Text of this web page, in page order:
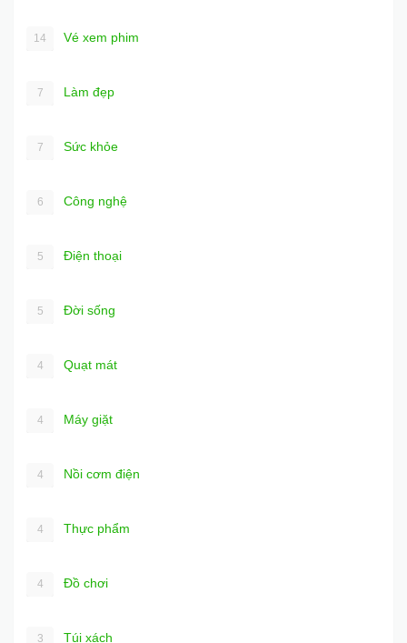
14 Vé xem phim
7 Làm đẹp
7 Sức khỏe
6 Công nghệ
5 Điện thoại
5 Đời sống
4 Quạt mát
4 Máy giặt
4 Nồi cơm điện
4 Thực phẩm
4 Đồ chơi
3 Túi xách